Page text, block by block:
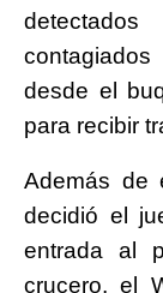
desde el
para recibir
Además de
decidió el
entrada al
crucero, el